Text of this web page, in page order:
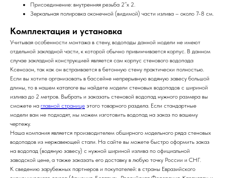
Присоединение: внутренняя резьба 2’’х 2.
Зеркальная полировка оконечной (видимой) части излива – около 7-8 см.
Комплектация и установка
Учитывая особенности монтажа в стену, водопады данной модели не имеют
отдельной закладной части, к которой обычно привинчивается корпус. В данном
случае закладной конструкцией является сам корпус стенового водопада
Ксенозон, так как он встраивается в бетонную стену практически полностью.
Если вы хотите организовать в бассейне непрерывную водяную завесу большой
длины, то в нашем каталоге вы найдете модели стеновых водопадов с шириной
излива до 2 метров. Выбрать и заказать стеновой водопад нужного размера вы
сможете на главной странице этого товарного раздела. Если стандартные
модели вам не подходят, мы можем изготовить водопад на заказ по вашему
чертежу.
Наша компания является производителем обширного модельного ряда стеновых
водопадов из нержавеющей стали. На сайте вы можете быстро оформить заказ
на водопад (водяную завесу) с нужной шириной излива по официальной
заводской цене, а также заказать его доставку в любую точку России и СНГ.
К сведению зарубежных партнеров и покупателей: в страны Евразийского